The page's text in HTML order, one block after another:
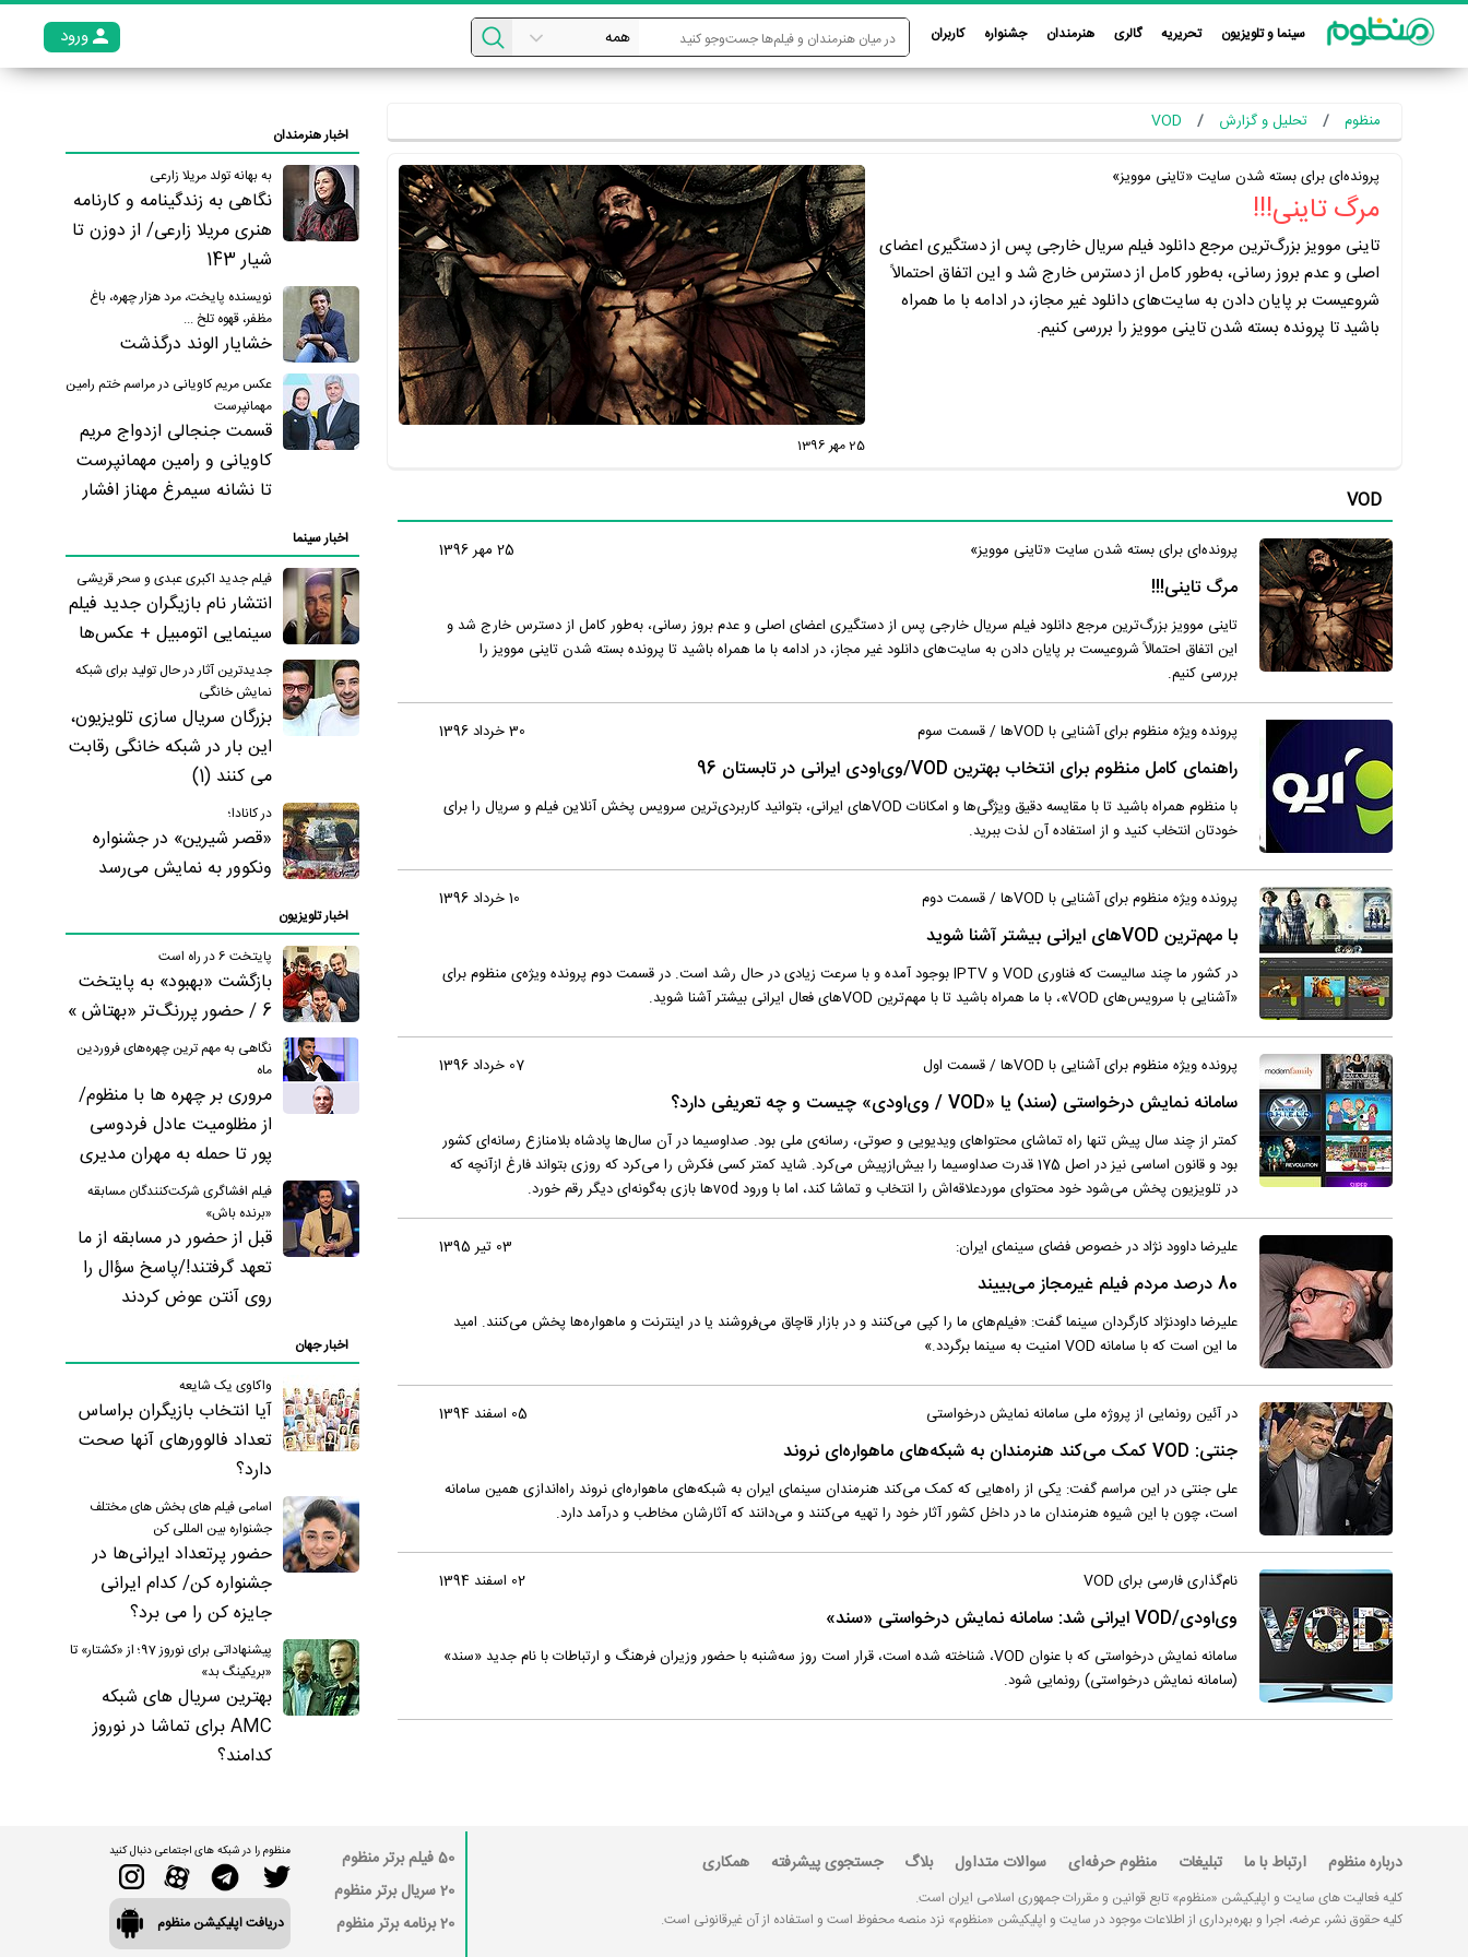
سینما و تلویزیون تحریریه گالری هنرمندان جشنواره کاربران ورود
منظوم تحلیل و گزارش VOD
پرونده‌ای برای بسته شدن سایت «تاینی موویز»
مرگ تاینی!!!
تاینی موویز بزرگ‌ترین مرجع دانلود فیلم سریال خارجی پس از دستگیری اعضای
اصلی و عدم بروز رسانی، به‌طور کامل از دسترس خارج شد و این اتفاق احتمالاً
شروعیست بر پایان دادن به سایت‌های دانلود غیر مجاز، در ادامه با ما همراه
باشید تا پرونده بسته شدن تاینی موویز را بررسی کنیم.
25 مهر 1396
VOD
پرونده‌ای برای بسته شدن سایت «تاینی موویز» 25 مهر 1396
مرگ تاینی!!!
تاینی موویز بزرگ‌ترین مرجع دانلود فیلم سریال خارجی پس از دستگیری اعضای اصلی و عدم بروز رسانی، به‌طور کامل از دسترس خارج شد و
این اتفاق احتمالاً شروعیست بر پایان دادن به سایت‌های دانلود غیر مجاز، در ادامه با ما همراه باشید تا پرونده بسته شدن تاینی موویز را
بررسی کنیم.
پرونده ویژه منظوم برای آشنایی با VODها / قسمت سوم 30 خرداد 1396
راهنمای کامل منظوم برای انتخاب بهترین VOD/وی‌او‌دی ایرانی در تابستان 96
با منظوم همراه باشید تا با مقایسه دقیق ویژگی‌ها و امکانات VODهای ایرانی، بتوانید کاربردی‌ترین سرویس پخش آنلاین فیلم و سریال را برای
خودتان انتخاب کنید و از استفاده آن لذت ببرید.
پرونده ویژه منظوم برای آشنایی با VODها / قسمت دوم 10 خرداد 1396
با مهم‌ترین VODهای ایرانی بیشتر آشنا شوید
در کشور ما چند سالیست که فناوری VOD و IPTV بوجود آمده و با سرعت زیادی در حال رشد است. در قسمت دوم پرونده ویژه‌ی منظوم برای
«آشنایی با سرویس‌های VOD»، با ما همراه باشید تا با مهم‌ترین VODهای فعال ایرانی بیشتر آشنا شوید.
پرونده ویژه منظوم برای آشنایی با VODها / قسمت اول 07 خرداد 1396
سامانه نمایش درخواستی (سند) یا «VOD / وی‌او‌دی» چیست و چه تعریفی دارد؟
کمتر از چند سال پیش تنها راه تماشای محتواهای ویدیویی و صوتی، رسانه‌ی ملی بود. صداوسیما در آن سال‌ها پادشاه بلامنازع رسانه‌ای کشور
بود و قانون اساسی نیز در اصل 175 قدرت صداوسیما را بیش‌ازپیش می‌کرد. شاید کمتر کسی فکرش را می‌کرد که روزی بتواند فارغ ازآنچه که
در تلویزیون پخش می‌شود خود محتوای موردعلاقه‌اش را انتخاب و تماشا کند، اما با ورود vodها بازی به‌گونه‌ای دیگر رقم خورد.
علیرضا داوود نژاد در خصوص فضای سینمای ایران: 03 تیر 1395
80 درصد مردم فیلم غیرمجاز می‌بییند
علیرضا داودنژاد کارگردان سینما گفت: «فیلم‌های ما را کپی می‌کنند و در بازار قاچاق می‌فروشند یا در اینترنت و ماهواره‌ها پخش می‌کنند. امید
ما این است که با سامانه VOD امنیت به سینما برگردد.»
در آئین رونمایی از پروژه ملی سامانه نمایش درخواستی 05 اسفند 1394
جنتی: VOD کمک می‌کند هنرمندان به شبکه‌های ماهوار‌ه‌ای نروند
علی جنتی در این مراسم گفت: یکی از راه‌هایی که کمک می‌کند هنرمندان سینمای ایران به شبکه‌های ماهوار‌ه‌ای نروند راه‌اندازی همین سامانه
است، چون با این شیوه هنرمندان ما در داخل کشور آثار خود را تهیه می‌کنند و می‌دانند که آثارشان مخاطب و درآمد دارد.
نام‌گذاری فارسی برای VOD 02 اسفند 1394
وی‌او‌دی/VOD ایرانی شد: سامانه نمایش درخواستی «سند»
سامانه نمایش در‌خواستی که با عنوان VOD، شناخته شده است، قرار است روز سه‌شنبه با حضور وزیران فرهنگ و ارتباطات با نام جدید «سند»
(سامانه نمایش درخواستی) رونمایی شود.
اخبار هنرمندان
به بهانه تولد مریلا زارعی
نگاهی به زندگینامه و کارنامه
هنری مریلا زارعی/ از دوزن تا
شیار 143
نویسنده پایخت، مرد هزار چهره، باغ
مظفر، قهوه تلخ ...
خشایار الوند درگذشت
عکس مریم کاویانی در مراسم ختم رامین
مهمانپرست
قسمت جنجالی ازدواج مریم
کاویانی و رامین مهمانپرست
تا نشانه سیمرغ مهناز افشار
اخبار سینما
فیلم جدید اکبری عبدی و سحر قریشی
انتشار نام بازیگران جدید فیلم
سینمایی اتومبیل + عکس‌ها
جدیدترین آثار در حال تولید برای شبکه
نمایش خانگی
بزرگان سریال سازی تلویزیون،
این بار در شبکه خانگی رقابت
می کنند (1)
در کانادا؛
«قصر شیرین» در جشنواره
ونکوور به نمایش می‌رسد
اخبار تلویزیون
پایتخت 6 در راه است
بازگشت «بهبود» به پایتخت
6 / حضور پررنگ‌تر «بهتاش »
نگاهی به مهم ترین چهره‌های فروردین
ماه
مروری بر چهره ها با منظوم/
از مظلومیت عادل فردوسی
پور تا حمله به مهران مدیری
فیلم افشاگری شرکت‌کنندگان مسابقه
«برنده باش»
قبل از حضور در مسابقه از ما
تعهد گرفتند!/پاسخ سؤال را
روی آنتن عوض کردند
اخبار جهان
واکاوی یک شایعه
آیا انتخاب بازیگران براساس
تعداد فالوورهای آنها صحت
دارد؟
اسامی فیلم های بخش های مختلف
جشنواره بین المللی کن
حضور پرتعداد ایرانی‌ها در
جشنواره کن/ کدام ایرانی
جایزه کن را می برد؟
پیشنهاداتی برای نوروز 97؛ از «کشتار» تا
«بریکینگ بد»
بهترین سریال های شبکه
AMC برای تماشا در نوروز
کدامند؟
درباره منظوم ارتباط با ما تبلیغات منظوم حرفه‌ای سوالات متداول بلاگ جستجوی پیشرفته همکاری
کلیه فعالیت های سایت و اپلیکیشن «منظوم» تابع قوانین و مقررات جمهوری اسلامی ایران است.
کلیه حقوق نشر، عرضه، اجرا و بهره‌برداری از اطلاعات موجود در سایت و اپلیکیشن «منظوم» نزد منصه محفوظ است و استفاده از آن غیرقانونی است.
50 فیلم برتر منظوم
20 سریال برتر منظوم
20 برنامه برتر منظوم
منظوم را در شبکه های اجتماعی دنبال کنید
دریافت اپلیکیشن منظوم